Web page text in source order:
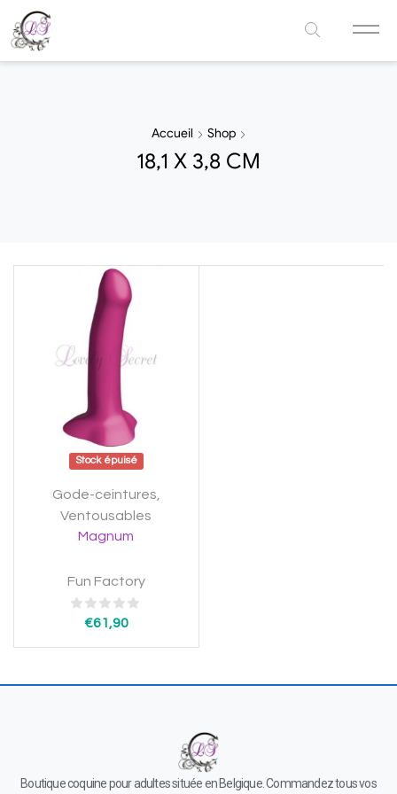
Accueil Shop
18,1 X 3,8 CM
Stock épuisé
Gode-ceintures
Ventousables
Magnum
Fun Factory
€61,90
Boutique coquine pour adultes située en Belgique. Commandez tous vos